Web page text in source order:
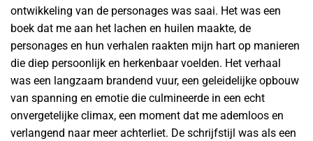
ontwikkeling van de personages was saai. Het was een
boek dat me aan het lachen en huilen maakte, de
personages en hun verhalen raakten mijn hart op manieren
die diep persoonlijk en herkenbaar voelden. Het verhaal
was een langzaam brandend vuur, een geleidelijke opbouw
van spanning en emotie die culmineerde in een echt
onvergetelijke climax, een moment dat me ademloos en
verlangend naar meer achterliet. De schrijfstijl was als een